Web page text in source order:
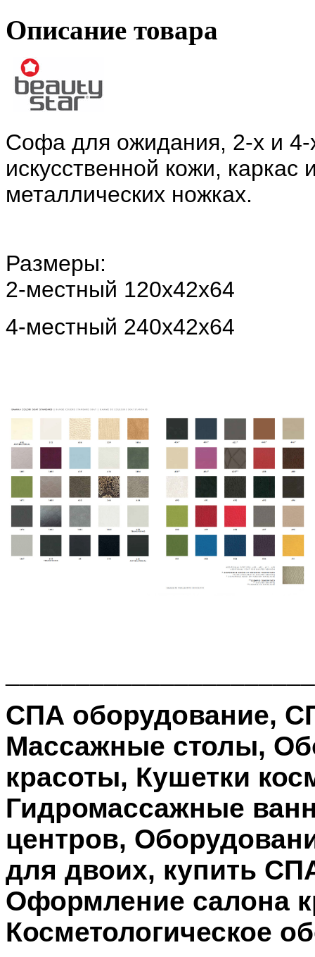
Описание товара
Софа для ожидания, 2-х и 4-
искусственной кожи, каркас
металлических ножках.
Размеры:
2-местный 120х42х64
4-местный 240х42х64
СПА оборудование,
Массажные столы,
красоты, Кушетки
Гидромассажные
центров,
для двоих, купить
Оформление салона
Косметологическое